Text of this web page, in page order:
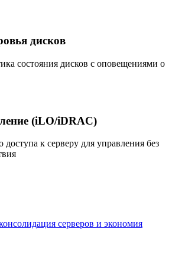
дисков
состояния дисков с оповещениями о
(iLO/iDRAC)
доступа к серверу для управления без
серверов и экономия